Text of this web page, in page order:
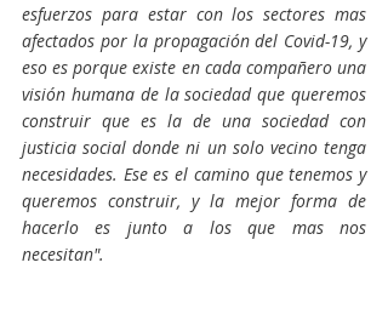
esfuerzos para estar con los sectores mas
afectados por la propagación del Covid-19, y
eso es porque existe en cada compañero una
visión humana de la sociedad que queremos
construir que es la de una sociedad con
justicia social donde ni un solo vecino tenga
necesidades. Ese es el camino que tenemos y
queremos construir, y la mejor forma de
hacerlo es junto a los que mas nos
necesitan".